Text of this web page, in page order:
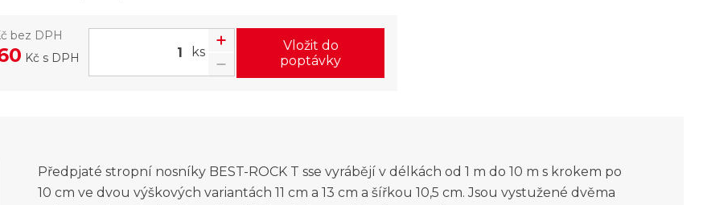
bez DPH
Kč s DPH ks
Vložit do
poptávky
Předpjaté stropní nosníky BEST-ROCK T sse vyrábějí v délkách od 1 m do 10 m s krokem po
10 cm ve dvou výškových variantách 11 cm a 13 cm a šířkou 10,5 cm. Jsou vystužené dvěma